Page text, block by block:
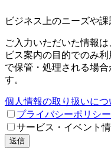
ビジネス上のニーズや課
ご入力いただいた情報
ビス案内の目的でのみ
で保管・処理される場
す。
個人情報の取り扱いにつ
プライバシーポリシー
サービス・イベント
送信